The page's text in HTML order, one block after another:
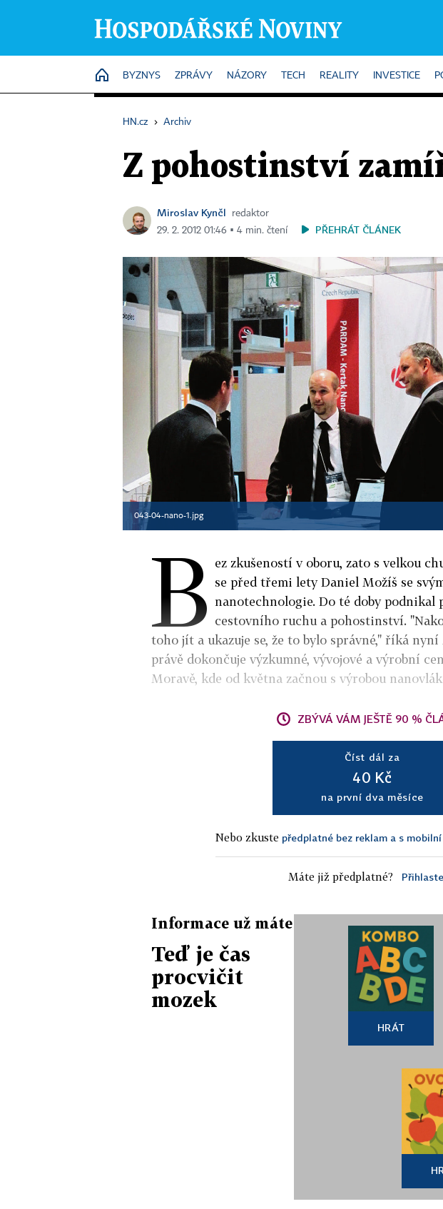
HOME
BYZNYS ZPRÁVY NÁZORY TECH REALITY INVESTICE
HN.cz › Archiv
Z pohostinství
Miroslav Kynčl
redaktor
29. 2. 2012 01:46 ▪ 4 min. čtení
PŘEHRÁT ČLÁNEK
043-04-nano-1.jpg
B ez zkušeností v oboru, zato s velkou
se před třemi lety Daniel Možíš se
nanotechnologie. Do té doby podnikal
cestovního ruchu a pohostinství.
toho jít a ukazuje se, že to bylo správné," říká
právě dokončuje výzkumné, vývojové a výrobní
Moravě, kde od května začnou s výrobou
ZBÝVÁ VÁM JEŠTĚ 90 %
Číst dál za
40 Kč
na první dva měsíce
Nebo zkuste předplatné bez reklam a s
Máte již předplatné?
Informace už máte
Teď je čas
procvičit
mozek
HRÁT